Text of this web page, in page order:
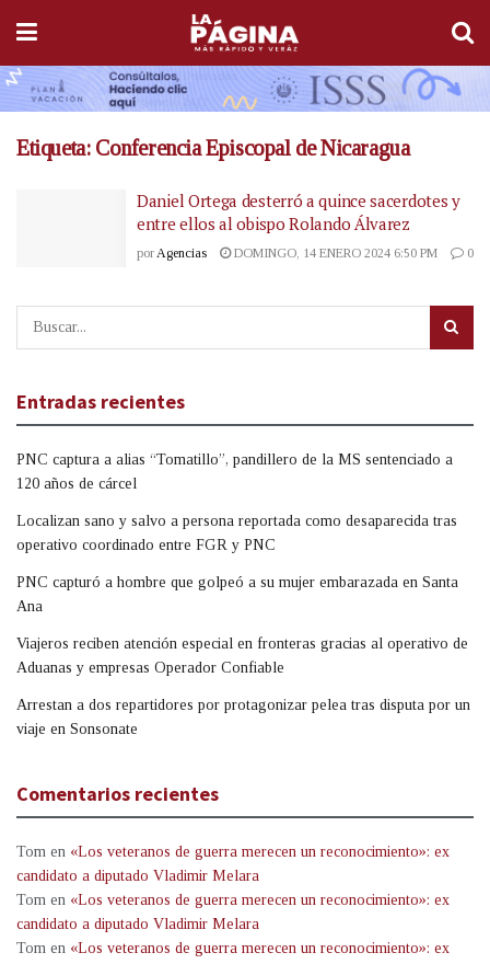
Etiqueta: Conferencia Episcopal de Nicaragua
Daniel Ortega desterró a quince sacerdotes y
entre ellos al obispo Rolando Álvarez
por Agencias DOMINGO, 14 ENERO 2024 6:50 PM 0
Entradas recientes
PNC captura a alias “Tomatillo”, pandillero de la MS sentenciado a
120 años de cárcel
Localizan sano y salvo a persona reportada como desaparecida tras
operativo coordinado entre FGR y PNC
PNC capturó a hombre que golpeó a su mujer embarazada en Santa
Ana
Viajeros reciben atención especial en fronteras gracias al operativo de
Aduanas y empresas Operador Confiable
Arrestan a dos repartidores por protagonizar pelea tras disputa por un
viaje en Sonsonate
Comentarios recientes
Tom en «Los veteranos de guerra merecen un reconocimiento»: ex
candidato a diputado Vladimir Melara
Tom en «Los veteranos de guerra merecen un reconocimiento»: ex
candidato a diputado Vladimir Melara
Tom en «Los veteranos de guerra merecen un reconocimiento»: ex